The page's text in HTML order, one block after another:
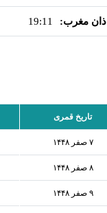
اذان مغرب: 19:11
تاریخ قمری
۷ صفر ۱۴۴۸
۸ صفر ۱۴۴۸
۹ صفر ۱۴۴۸